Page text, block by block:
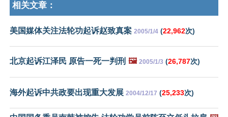
相关文章：
美国媒体关注法轮功起诉赵致真案 2005/1/4 (22,962次)
北京起诉江泽民 原告一死一判刑 🖼️ 2005/1/3 (26,787次)
海外起诉中共政要出现重大发展 2004/12/17 (25,233次)